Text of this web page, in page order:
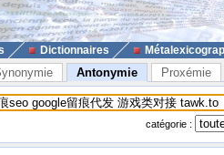
Dictionnaires
Antonymie Proxémie
catégorie :